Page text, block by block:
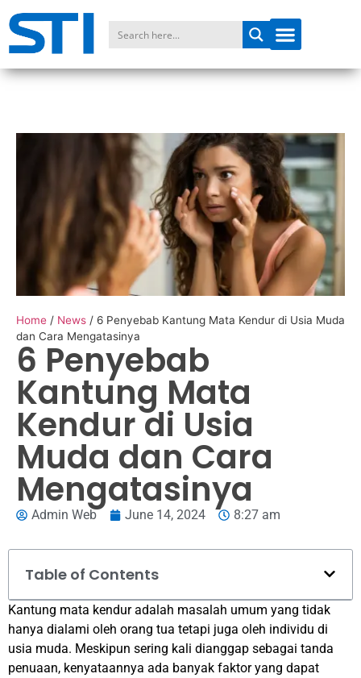
Home / News / 6 Penyebab Kantung Mata Kendur di Usia Muda
dan Cara Mengatasinya
6 Penyebab
Kantung Mata
Kendur di Usia
Muda dan Cara
Mengatasinya
Admin Web June 14, 2024 8:27 am
Table of Contents
Kantung mata kendur adalah masalah umum yang tidak
hanya dialami oleh orang tua tetapi juga oleh individu di
usia muda. Meskipun sering kali dianggap sebagai tanda
penuaan, kenyataannya ada banyak faktor yang dapat